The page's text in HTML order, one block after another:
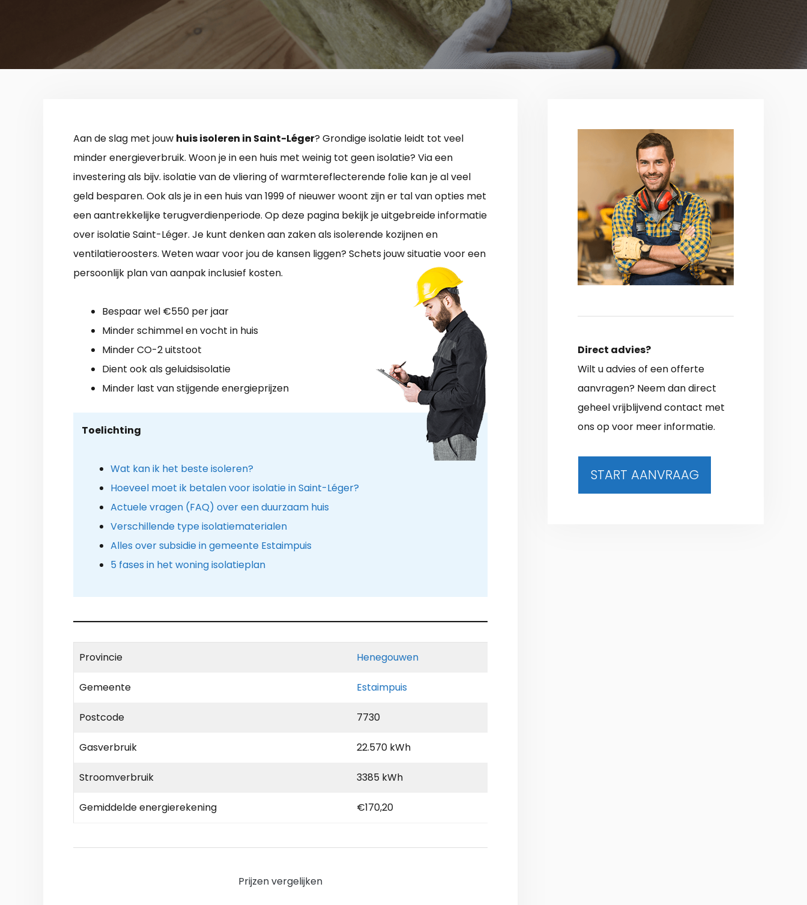
Aan de slag met jouw huis isoleren in Saint-Léger? Grondige isolatie leidt tot veel
minder energieverbruik. Woon je in een huis met weinig tot geen isolatie? Via een
investering als bijv. isolatie van de vliering of warmtereflecterende folie kan je al veel
geld besparen. Ook als je in een huis van 1999 of nieuwer woont zijn er tal van opties met
een aantrekkelijke terugverdienperiode. Op deze pagina bekijk je uitgebreide informatie
over isolatie Saint-Léger. Je kunt denken aan zaken als isolerende kozijnen en
ventilatieroosters. Weten waar voor jou de kansen liggen? Schets jouw situatie voor een
persoonlijk plan van aanpak inclusief kosten.
Bespaar wel €550 per jaar
Minder schimmel en vocht in huis
Minder CO-2 uitstoot
Dient ook als geluidsisolatie
Minder last van stijgende energieprijzen
Toelichting
Wat kan ik het beste isoleren?
Hoeveel moet ik betalen voor isolatie in Saint-Léger?
Actuele vragen (FAQ) over een duurzaam huis
Verschillende type isolatiematerialen
Alles over subsidie in gemeente Estaimpuis
5 fases in het woning isolatieplan
Provincie Henegouwen
Gemeente Estaimpuis
Postcode 7730
Gasverbruik 22.570 kWh
Stroomverbruik 3385 kWh
Gemiddelde energierekening €170,20
Prijzen vergelijken
Direct advies?
Wilt u advies of een offerte
aanvragen? Neem dan direct
geheel vrijblijvend contact met
ons op voor meer informatie.
START AANVRAAG